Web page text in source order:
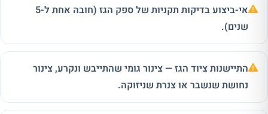
אי-ביצוע בדיקות תקניות של ספק הגז (חובה אחת ל-5
שנים).
התיישנות ציוד הגז — צינור גומי שהתייבש ונקרע, צינור
נחושת שנשבר או צנרת שניזוקה.